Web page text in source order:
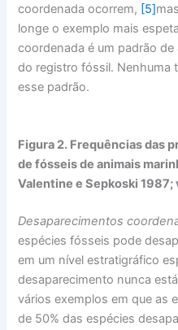
coordenada ocorrem, [5]
longe o exemplo mais
coordenada é um padrão
do registro fóssil. Nenhuma
esse padrão.
Figura 2. Frequências das
de fósseis de animais
Valentine e Sepkoski 1987;
Desaparecimentos
espécies fósseis pode
em um nível estratigráfico
desaparecimento nunca
vários exemplos em que as
de 50% das espécies